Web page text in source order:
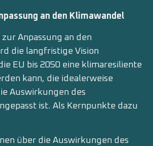
an den Klimawandel
Anpassung an den
die langfristige Vision
EU bis 2050 eine klimaresiliente
kann, die idealerweise
Auswirkungen des
ist. Als Kernpunkte dazu
über die Auswirkungen des